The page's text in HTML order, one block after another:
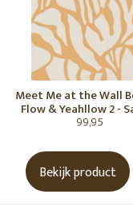
Meet Me at the Wall
Flow & Yeahllow 2 -
van Vessem
99,95
Bekijk product